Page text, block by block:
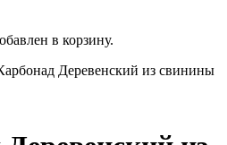
в корзину.
Деревенский из свинины